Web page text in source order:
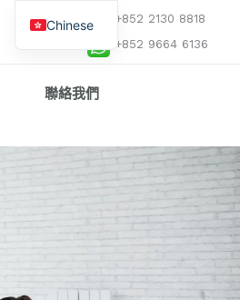
+852 2130 8818
+852 9664 6136
聯絡我們
Chinese
English